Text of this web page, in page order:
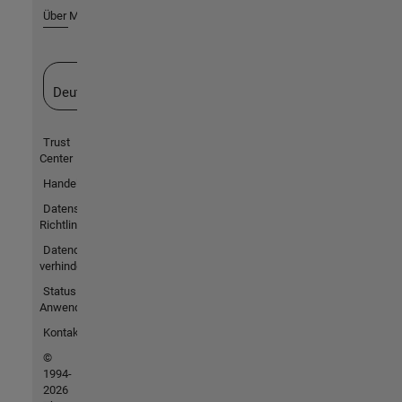
Über MathWorks
Deutschland
Trust
Center
Handelsmarken
Datenschutz-
Richtlinien
Datendiebstahl
verhindern
Status von
Anwendungen
Kontakt
©
1994-
2026